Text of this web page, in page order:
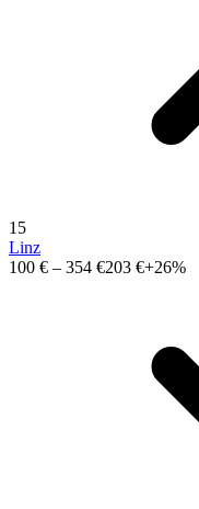
15
Linz
100 € – 354 €203 €+26%